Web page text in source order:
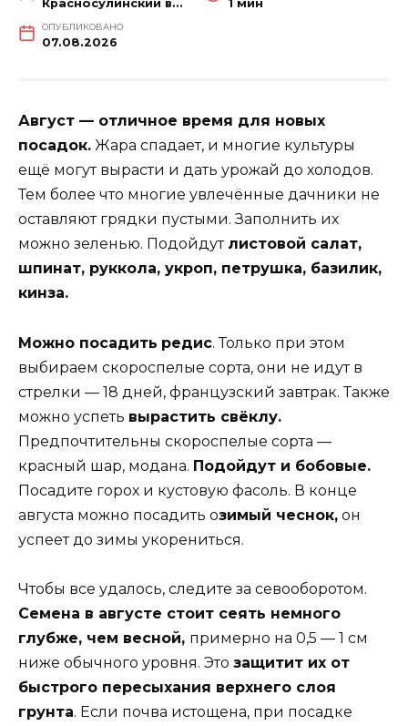
Красносулинский вестник 1 мин
ОПУБЛИКОВАНО
07.08.2026
Август — отличное время для новых
посадок. Жара спадает, и многие культуры
ещё могут вырасти и дать урожай до холодов.
Тем более что многие увлечённые дачники не
оставляют грядки пустыми. Заполнить их
можно зеленью. Подойдут листовой салат,
шпинат, руккола, укроп, петрушка, базилик,
кинза.
Можно посадить редис. Только при этом
выбираем скороспелые сорта, они не идут в
стрелки — 18 дней, французский завтрак. Также
можно успеть вырастить свёклу.
Предпочтительны скороспелые сорта —
красный шар, модана. Подойдут и бобовые.
Посадите горох и кустовую фасоль. В конце
августа можно посадить озимый чеснок, он
успеет до зимы укорениться.
Чтобы все удалось, следите за севооборотом.
Семена в августе стоит сеять немного
глубже, чем весной, примерно на 0,5 — 1 см
ниже обычного уровня. Это защитит их от
быстрого пересыхания верхнего слоя
грунта. Если почва истощена, при посадке